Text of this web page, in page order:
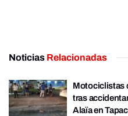
Noticias Relacionadas
Motociclistas
tras
Alaïa en